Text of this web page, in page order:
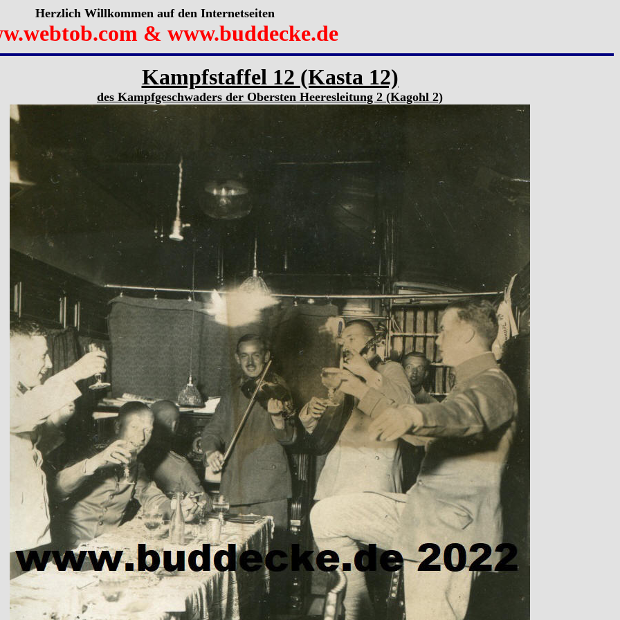
Herzlich Willkommen auf den Internetseiten
& www.buddecke.de
Kampfstaffel 12 (Kasta 12)
des Kampfgeschwaders der Obersten Heeresleitung 2 (Kagohl 2)